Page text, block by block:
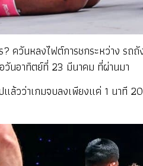
ควันหลงไฟต์การชกระหว่าง รถ
วันอาทิตย์ที่ 23 มีนาคม ที่ผ่านมา
แล้วว่าเกมจบลงเพียงแค่ 1 นาที